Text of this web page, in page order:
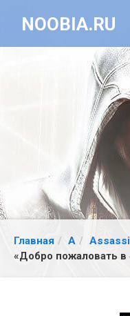
NOOBIA.RU
Главная A
«Добро пожаловать в